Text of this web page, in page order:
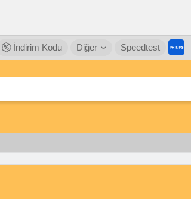
İndirim Kodu Diğer Speedtest